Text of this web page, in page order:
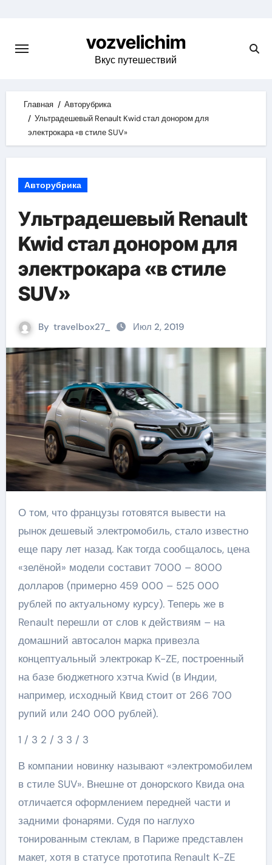
content
vozvelichim
Вкус путешествий
Главная
Авторубрика
Ультрадешевый Renault Kwid стал донором для
электрокара «в стиле SUV»
Авторубрика
Ультрадешевый Renault
Kwid стал донором для
электрокара «в стиле
SUV»
By travelbox27_ Июл 2, 2019
О том, что французы готовятся вывести на
рынок дешевый электромобиль, стало известно
еще пару лет назад. Как тогда сообщалось, цена
«зелёной» модели составит 7000 – 8000
долларов (примерно 459 000 – 525 000
рублей по актуальному курсу). Теперь же в
Renault перешли от слов к действиям – на
домашний автосалон марка привезла
концептуальный электрокар K-ZE, построенный
на базе бюджетного хэтча Kwid (в Индии,
например, исходный Квид стоит от 266 700
рупий или 240 000 рублей).
1 / 3 2 / 3 3 / 3
В компании новинку называют «электромобилем
в стиле SUV». Внешне от донорского Квида она
отличается оформлением передней части и
задними фонарями. Судя по наглухо
тонированным стеклам, в Париже представлен
макет, хотя в статусе прототипа Renault K-ZE